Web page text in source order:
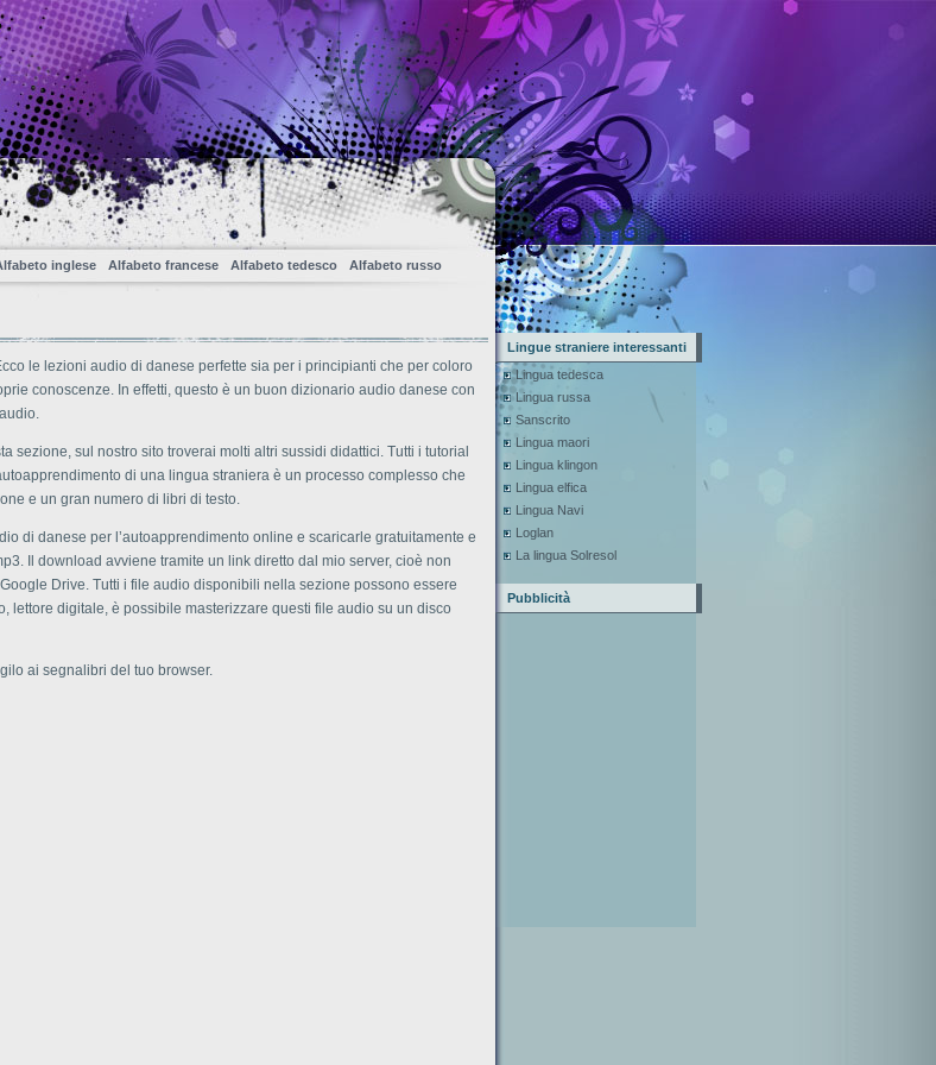
inglese Alfabeto francese Alfabeto tedesco Alfabeto russo
le lezioni audio di danese perfette sia per i principianti che per coloro
conoscenze. In effetti, questo è un buon dizionario audio danese con
sezione, sul nostro sito troverai molti altri sussidi didattici. Tutti i tutorial
di una lingua straniera è un processo complesso che
e un gran numero di libri di testo.
di danese per l’autoapprendimento online e scaricarle gratuitamente e
Il download avviene tramite un link diretto dal mio server, cioè non
Drive. Tutti i file audio disponibili nella sezione possono essere
lettore digitale, è possibile masterizzare questi file audio su un disco
ai segnalibri del tuo browser.
Lingue straniere interessanti
Lingua tedesca
Lingua russa
Sanscrito
Lingua maori
Lingua klingon
Lingua elfica
Lingua Navi
Loglan
La lingua Solresol
Pubblicità